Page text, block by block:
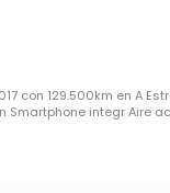
con 129.500km en A
Smartphone integr Aire